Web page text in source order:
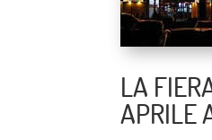
LA
APRILE